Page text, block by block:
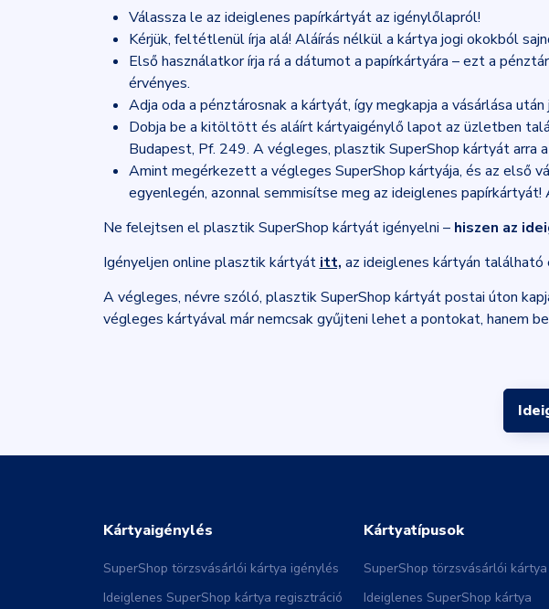
Válassza le az ideiglenes papírkártyát az igénylőlapról!
Kérjük, feltétlenül írja alá! Aláírás nélkül a kártya jogi okokból
Első használatkor írja rá a dátumot a papírkártyára – ezt a
érvényes.
Adja oda a pénztárosnak a kártyát, így megkapja a vásárlása
Dobja be a kitöltött és aláírt kártyaigénylő lapot az üzletben
Budapest, Pf. 249. A végleges, plasztik SuperShop kártyát arra
Amint megérkezett a végleges SuperShop kártyája, és az első
egyenlegén, azonnal semmisítse meg az ideiglenes
Ne felejtsen el plasztik SuperShop kártyát igényelni – hiszen az
Igényeljen online plasztik kártyát itt, az ideiglenes kártyán található
A végleges, névre szóló, plasztik SuperShop kártyát postai úton
végleges kártyával már nemcsak gyűjteni lehet a pontokat, hanem
Kártyaigénylés
SuperShop törzsvásárlói kártya igénylés
Ideiglenes SuperShop kártya regisztráció
Kártyatípusok
SuperShop törzsvásárlói kártya
Ideiglenes SuperShop kártya